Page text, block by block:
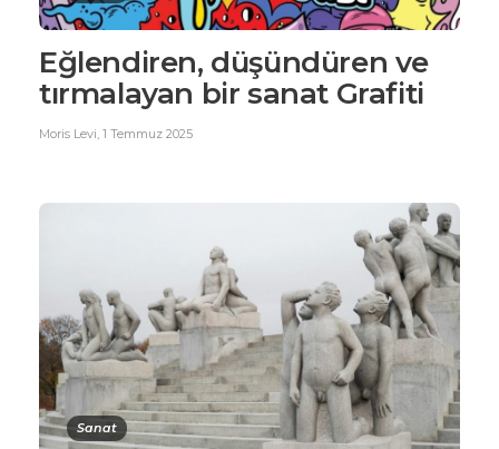
Eğlendiren, düşündüren ve
tırmalayan bir sanat Grafiti
Moris Levi 1 Temmuz 2025
Sanat